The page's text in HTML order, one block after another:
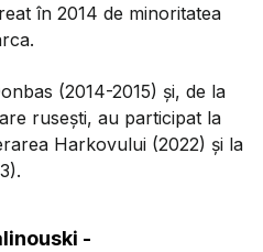
în 2014 de minoritatea
(2014-2015) şi, de la
ruseşti, au participat la
Harkovului (2022) şi la
-